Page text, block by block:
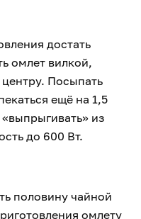
достать
омлет вилкой,
Посыпать
ещё на 1,5
из
до 600 Вт.
половину чайной
омлету